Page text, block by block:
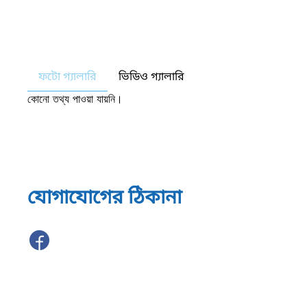
ফটো গ্যালারি ভিডিও গ্যালারি
কোনো তথ্য পাওয়া যায়নি।
যোগাযোগের ঠিকানা